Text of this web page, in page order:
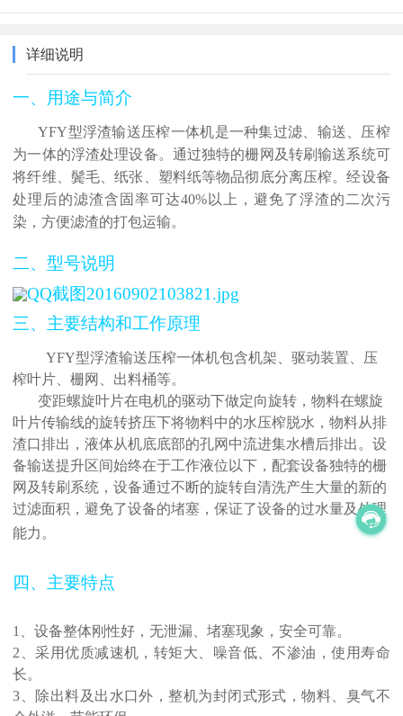
详细说明
一、用途与简介
YFY型浮渣输送压榨一体机是一种集过滤、输送、压榨
为一体的浮渣处理设备。通过独特的栅网及转刷输送系统可
将纤维、鬓毛、纸张、塑料纸等物品彻底分离压榨。经设备
处理后的滤渣含固率可达40%以上，避免了浮渣的二次污
染，方便滤渣的打包运输。
二、型号说明
三、主要结构和工作原理
YFY型浮渣输送压榨一体机包含机架、驱动装置、压
榨叶片、栅网、出料桶等。
变距螺旋叶片在电机的驱动下做定向旋转，物料在螺旋
叶片传输线的旋转挤压下将物料中的水压榨脱水，物料从排
渣口排出，液体从机底底部的孔网中流进集水槽后排出。设
备输送提升区间始终在于工作液位以下，配套设备独特的栅
网及转刷系统，设备通过不断的旋转自清洗产生大量的新的
过滤面积，避免了设备的堵塞，保证了设备的过水量及处理
能力。
四、主要特点
1、设备整体刚性好，无泄漏、堵塞现象，安全可靠。
2、采用优质减速机，转矩大、噪音低、不渗油，使用寿命
长。
3、除出料及出水口外，整机为封闭式形式，物料、臭气不